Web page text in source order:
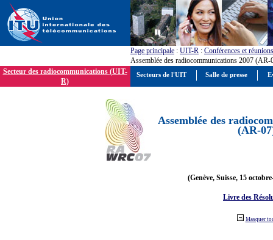
Page principale : UIT-R : Conférences et réunions
Assemblée des radiocommunications 2007 (AR-
Secteur des radiocommunications (UIT-
R)
Assemblée des
(AR-
(Genève, Suisse, 15
Livre des
Masquer
Secteurs de l'UIT Salle de presse